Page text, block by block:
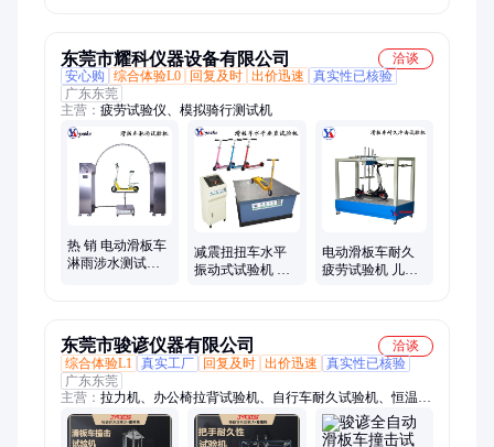
东莞市耀科仪器设备有限公司
洽谈
安心购
综合体验L0 回复及时 出价迅速
真实性已核验
广东东莞
主营： 疲劳试验仪、模拟骑行测试机
热 销 电动滑板车
淋雨涉水测试机
减震扭扭车水平
振动式试验机 电
电动滑板车耐久
疲劳试验机 儿童
东莞市骏谚仪器有限公司
洽谈
综合体验L1
真实工厂 回复及时 出价迅速
真实性已核验
广东东莞
主营： 拉力机、办公椅拉背试验机、自行车耐久试验机、恒温恒
湿试验箱、冷热冲击试验箱、盐雾试验箱、紫外老化试验箱、氙
灯老化试验箱、电子检测设备、振动试验台、万能拉力试验机、